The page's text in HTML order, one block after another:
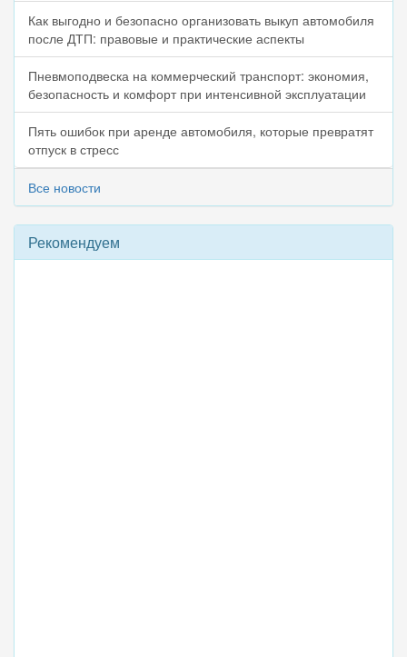
Как выгодно и безопасно организовать выкуп автомобиля
после ДТП: правовые и практические аспекты
Пневмоподвеска на коммерческий транспорт: экономия,
безопасность и комфорт при интенсивной эксплуатации
Пять ошибок при аренде автомобиля, которые превратят
отпуск в стресс
Все новости
Рекомендуем